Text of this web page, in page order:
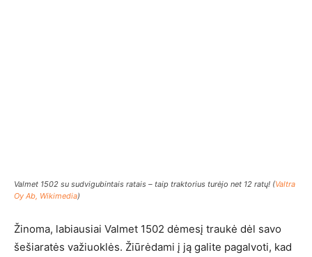
Valmet 1502 su sudvigubintais ratais – taip traktorius turėjo net 12 ratų! (Valtra
Oy Ab, Wikimedia)
Žinoma, labiausiai Valmet 1502 dėmesį traukė dėl savo
šešiaratės važiuoklės. Žiūrėdami į ją galite pagalvoti, kad